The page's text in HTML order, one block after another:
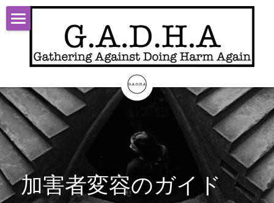
Start
Theory
Activity
About
Contact
加害者変容のガイド